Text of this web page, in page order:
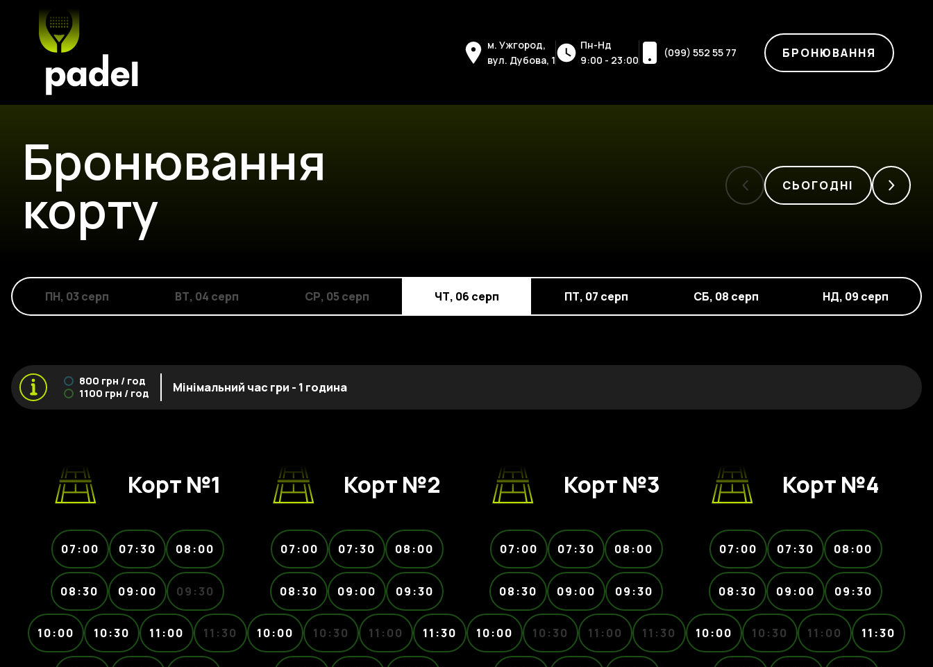
м. Ужгород,
вул. Дубова, 1
Пн-Нд
9:00 - 23:00
(099) 552 55 77 БРОНЮВАННЯ
Бронювання
корту СЬОГОДНІ
ПН, 03 серп ВТ, 04 серп СР, 05 серп ЧТ, 06 серп ПТ, 07 серп СБ, 08 серп НД, 09 серп
800 грн / год
1100 грн / год
Мінімальний час гри - 1 година
Корт №1
07:00 07:30 08:00
08:30 09:00 09:30
10:00 10:30 11:00 11:30
Корт №2
07:00 07:30 08:00
08:30 09:00 09:30
10:00 10:30 11:00 11:30
Корт №3
07:00 07:30 08:00
08:30 09:00 09:30
10:00 10:30 11:00 11:30
Корт №4
07:00 07:30 08:00
08:30 09:00 09:30
10:00 10:30 11:00 11:30